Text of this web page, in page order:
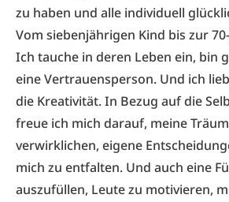
zu haben und alle individuell
Vom siebenjährigen Kind bis zur
Ich tauche in deren Leben ein, bin
eine Vertrauensperson. Und ich
die Kreativität. In Bezug auf die
freue ich mich darauf, meine
verwirklichen, eigene
mich zu entfalten. Und auch eine
auszufüllen, Leute zu motivieren,